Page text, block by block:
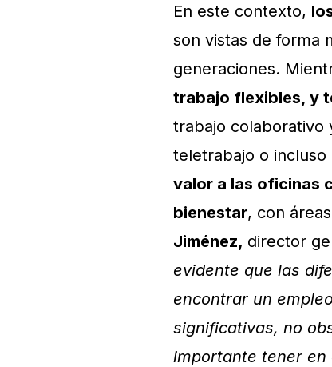
En este contexto,
son vistas de forma
generaciones.
trabajo flexibles, y
trabajo colaborativo
teletrabajo o incluso
valor a las oficinas
bienestar, con
Jiménez, director
evidente que las
encontrar un
significativas, no
importante tener en